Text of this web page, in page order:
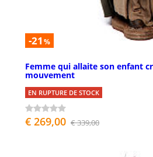
-21 %
Femme qui allaite son enfant
mouvement
EN RUPTURE DE STOCK
€ 269,00 € 339,00